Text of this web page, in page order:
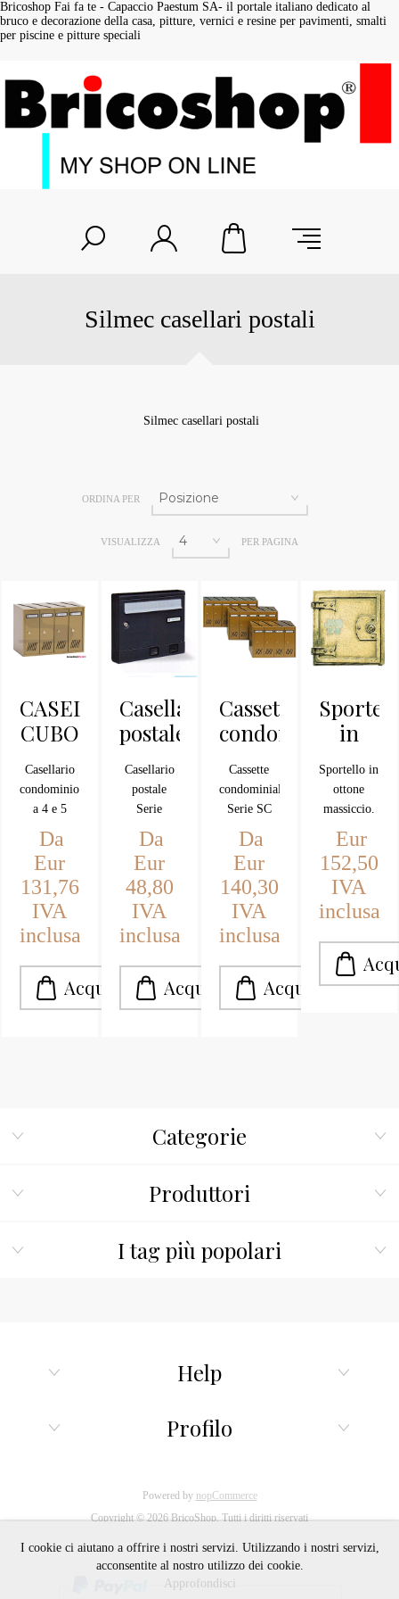
Bricoshop Fai fa te - Capaccio Paestum SA- il portale italiano dedicato al
bruco e decorazione della casa, pitture, vernici e resine per pavimenti, smalti
per piscine e pitture speciali
Silmec casellari postali
Silmec casellari postali
ORDINA PER
VISUALIZZA PER PAGINA
CASELLARIO
CUBO
COMPOSTO
RIVISTA
Casellario
condominio
a 4 e 5
blocchi
assemblabili
Da
Eur
131,76
IVA
inclusa
Casellario
postale
Serie
S2001ER
Casellario
postale
Serie
Da
Eur
48,80
IVA
inclusa
Cassette
condominiali
Serie
SC 7V
Cassette
condominiali
Serie SC
Da
Eur
140,30
IVA
inclusa
in
ottone
SC3-
OL
Sportello in
ottone
massiccio.
Eur
152,50
IVA
inclusa
Categorie
Produttori
I tag più popolari
Help
Profilo
Powered by nopCommerce
Copyright © 2026 BricoShop. Tutti i diritti riservati
I cookie ci aiutano a offrire i nostri servizi. Utilizzando i nostri servizi,
acconsentite al nostro utilizzo dei cookie.
Approfondisci